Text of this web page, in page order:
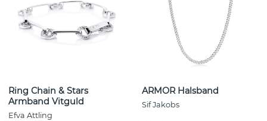
Ring Chain & Stars
Armband Vitguld
Efva Attling
ARMOR Halsband
Sif Jakobs